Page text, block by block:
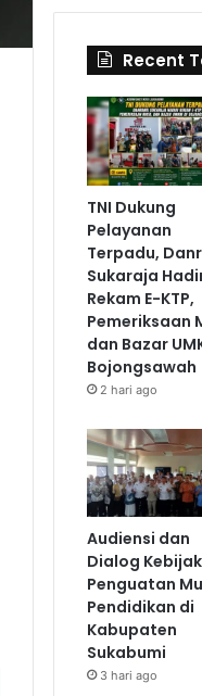
Recent
TNI Dukung
Pelayanan
Terpadu,
Sukaraja
Rekam E-KTP,
Pemeriksaan
dan Bazar
Bojongsawah
2 hari ago
Audiensi dan
Dialog
Penguatan
Pendidikan di
Kabupaten
Sukabumi
3 hari ago